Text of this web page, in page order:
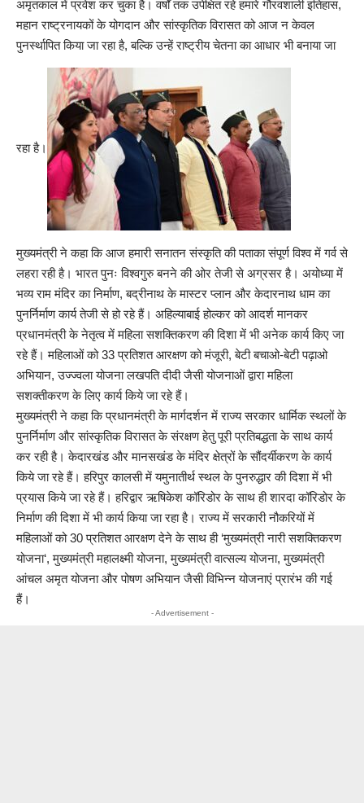
अमृतकाल में प्रवेश कर चुका है। वर्षों तक उपेक्षित रहे हमारे गौरवशाली इतिहास,
महान राष्ट्रनायकों के योगदान और सांस्कृतिक विरासत को आज न केवल
पुनर्स्थापित किया जा रहा है, बल्कि उन्हें राष्ट्रीय चेतना का आधार भी बनाया जा
रहा है।
मुख्यमंत्री ने कहा कि आज हमारी सनातन संस्कृति की पताका संपूर्ण विश्व में गर्व से
लहरा रही है। भारत पुनः विश्वगुरु बनने की ओर तेजी से अग्रसर है। अयोध्या में
भव्य राम मंदिर का निर्माण, बद्रीनाथ के मास्टर प्लान और केदारनाथ धाम का
पुनर्निर्माण कार्य तेजी से हो रहे हैं। अहिल्याबाई होल्कर को आदर्श मानकर
प्रधानमंत्री के नेतृत्व में महिला सशक्तिकरण की दिशा में भी अनेक कार्य किए जा
रहे हैं। महिलाओं को 33 प्रतिशत आरक्षण को मंजूरी, बेटी बचाओ-बेटी पढ़ाओ
अभियान, उज्ज्वला योजना लखपति दीदी जैसी योजनाओं द्वारा महिला
सशक्तीकरण के लिए कार्य किये जा रहे हैं।
मुख्यमंत्री ने कहा कि प्रधानमंत्री के मार्गदर्शन में राज्य सरकार धार्मिक स्थलों के
पुनर्निर्माण और सांस्कृतिक विरासत के संरक्षण हेतु पूरी प्रतिबद्धता के साथ कार्य
कर रही है। केदारखंड और मानसखंड के मंदिर क्षेत्रों के सौंदर्यीकरण के कार्य
किये जा रहे हैं। हरिपुर कालसी में यमुनातीर्थ स्थल के पुनरुद्धार की दिशा में भी
प्रयास किये जा रहे हैं। हरिद्वार ऋषिकेश कॉरिडोर के साथ ही शारदा कॉरिडोर के
निर्माण की दिशा में भी कार्य किया जा रहा है। राज्य में सरकारी नौकरियों में
महिलाओं को 30 प्रतिशत आरक्षण देने के साथ ही ‘मुख्यमंत्री नारी सशक्तिकरण
योजना‘, मुख्यमंत्री महालक्ष्मी योजना, मुख्यमंत्री वात्सल्य योजना, मुख्यमंत्री
आंचल अमृत योजना और पोषण अभियान जैसी विभिन्न योजनाएं प्रारंभ की गई
हैं।
- Advertisement -